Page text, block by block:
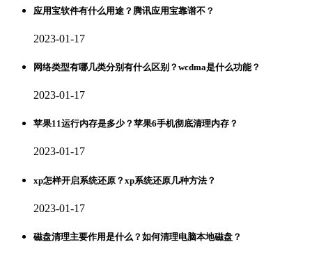
应用宝软件有什么用途？腾讯应用宝靠谱不？
2023-01-17
网络类型有哪几类分别有什么区别？wcdma是什么功能？
2023-01-17
苹果11运行内存是多少？苹果6手机彻底清理内存？
2023-01-17
xp怎样开启系统还原？xp系统还原几种方法？
2023-01-17
磁盘清理主要作用是什么？如何清理电脑本地磁盘？